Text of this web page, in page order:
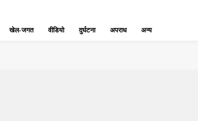
खेल-जगत वीडियो दुर्घटना अपराध अन्य